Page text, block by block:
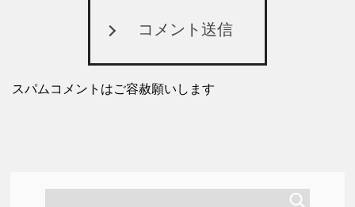
コメント送信
スパムコメントはご容赦願いします